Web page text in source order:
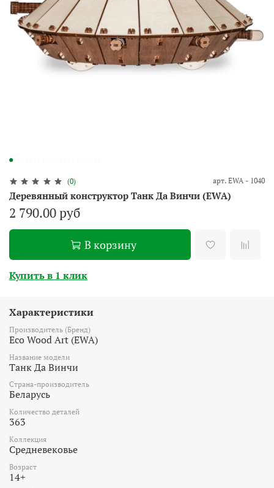
(0) арт. EWA - 1040
Деревянный конструктор Танк Да Винчи (EWA)
2 790.00 руб
В корзину
Купить в 1 клик
Характеристики
Производитель (Бренд)
Eco Wood Art (EWA)
Название модели
Танк Да Винчи
Страна-производитель
Беларусь
Количество деталей
363
Коллекция
Средневековье
Возраст
14+